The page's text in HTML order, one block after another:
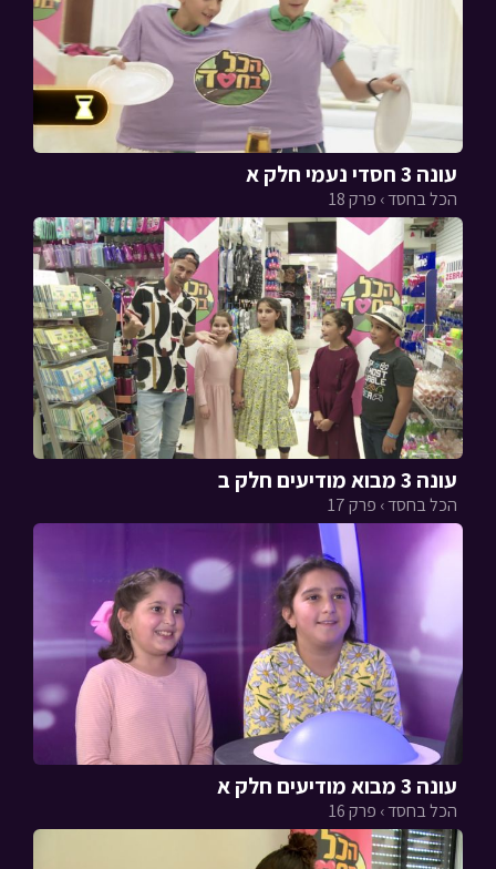
עונה 3 חסדי נעמי חלק א
הכל בחסד › פרק 18
עונה 3 מבוא מודיעים חלק ב
הכל בחסד › פרק 17
עונה 3 מבוא מודיעים חלק א
הכל בחסד › פרק 16